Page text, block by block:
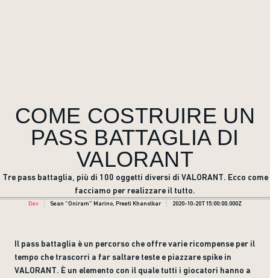
COME COSTRUIRE UN
PASS BATTAGLIA DI
VALORANT
Tre pass battaglia, più di 100 oggetti diversi di VALORANT. Ecco come
facciamo per realizzare il tutto.
Dev Sean “Oniram” Marino, Preeti Khanolkar 2020-10-20T15:00:00.000Z
Il pass battaglia è un percorso che offre varie ricompense per il
tempo che trascorri a far saltare teste e piazzare spike in
VALORANT. È un elemento con il quale tutti i giocatori hanno a